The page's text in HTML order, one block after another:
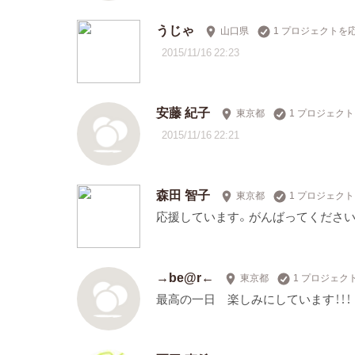
うじゃ 山口県 1 プロジェクトを
2015/11/16 22:23
安藤 紀子 東京都 1 プロジェク
2015/11/16 22:21
森田 智子 東京都 1 プロジェク
応援しています。がんばってくださ
→be@r← 東京都 1 プロジェク
最高の一日 楽しみにしています！！！